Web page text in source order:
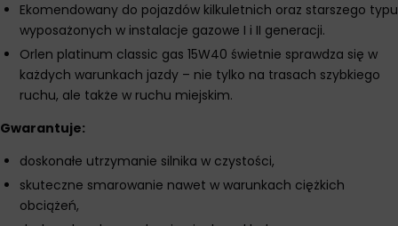
Ekomendowany do pojazdów kilkuletnich oraz starszego typu
wyposażonych w instalacje gazowe I i II generacji.
Orlen platinum classic gas 15W40 świetnie sprawdza się w
każdych warunkach jazdy – nie tylko na trasach szybkiego
ruchu, ale także w ruchu miejskim.
Gwarantuje:
doskonałe utrzymanie silnika w czystości,
skuteczne smarowanie nawet w warunkach ciężkich
obciążeń,